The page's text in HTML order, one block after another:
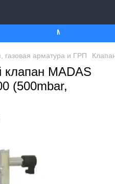
Ми працюємо.
газовая арматура и ГРП
клапан MADAS
(500mbar,